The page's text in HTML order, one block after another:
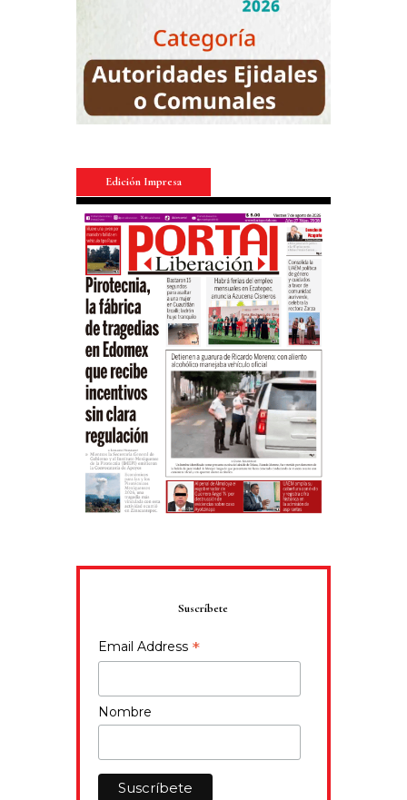
Edición Impresa
Suscríbete
Email Address *
Nombre